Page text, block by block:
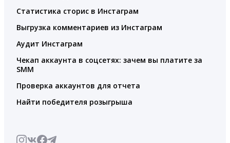
Статистика сторис в Инстаграм
Выгрузка комментариев из Инстаграм
Аудит Инстаграм
Чекап аккаунта в соцсетях: зачем вы платите за
SMM
Проверка аккаунтов для отчета
Найти победителя розыгрыша